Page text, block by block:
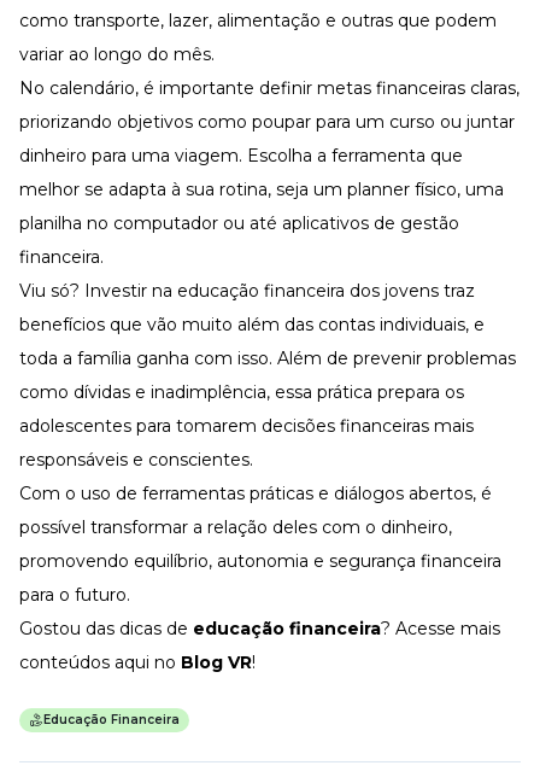
como transporte, lazer, alimentação e outras que podem
variar ao longo do mês.
No calendário, é importante definir metas financeiras claras,
priorizando objetivos como poupar para um curso ou juntar
dinheiro para uma viagem. Escolha a ferramenta que
melhor se adapta à sua rotina, seja um planner físico, uma
planilha no computador ou até aplicativos de gestão
financeira.
Viu só? Investir na educação financeira dos jovens traz
benefícios que vão muito além das contas individuais, e
toda a família ganha com isso. Além de prevenir problemas
como dívidas e inadimplência, essa prática prepara os
adolescentes para tomarem decisões financeiras mais
responsáveis e conscientes.
Com o uso de ferramentas práticas e diálogos abertos, é
possível transformar a relação deles com o dinheiro,
promovendo equilíbrio, autonomia e segurança financeira
para o futuro.
Gostou das dicas de educação financeira? Acesse mais
conteúdos aqui no Blog VR!
Educação Financeira